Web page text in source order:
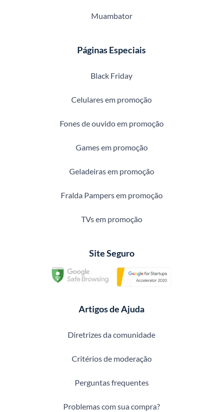
Muambator
Páginas Especiais
Black Friday
Celulares em promoção
Fones de ouvido em promoção
Games em promoção
Geladeiras em promoção
Fralda Pampers em promoção
TVs em promoção
Site Seguro
Artigos de Ajuda
Diretrizes da comunidade
Critérios de moderação
Perguntas frequentes
Problemas com sua compra?